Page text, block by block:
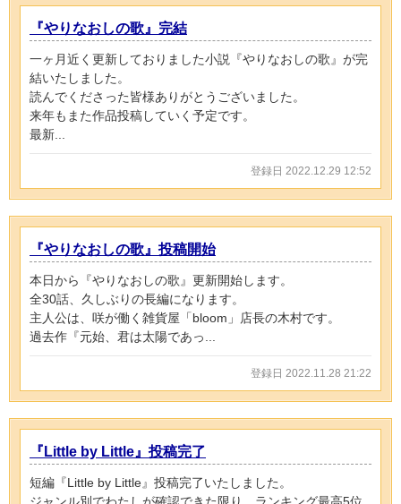
『やりなおしの歌』完結
一ヶ月近く更新しておりました小説『やりなおしの歌』が完
結いたしました。
読んでくださった皆様ありがとうございました。
来年もまた作品投稿していく予定です。
最新...
登録日 2022.12.29 12:52
『やりなおしの歌』投稿開始
本日から『やりなおしの歌』更新開始します。
全30話、久しぶりの長編になります。
主人公は、咲が働く雑貨屋「bloom」店長の木村です。
過去作『元始、君は太陽であっ...
登録日 2022.11.28 21:22
『Little by Little』投稿完了
短編『Little by Little』投稿完了いたしました。